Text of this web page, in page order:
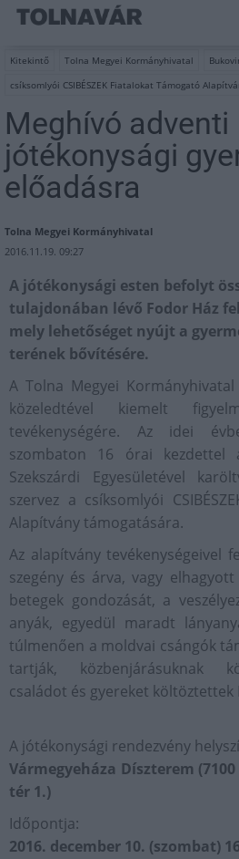
Kitekintő Tolna Megyei Kormányhivatal
csíksomlyói CSIBÉSZEK Fiatalokat Támogató
Meghívó adventi
jótékonysági
előadásra
Tolna Megyei Kormányhivatal
2016.11.19. 09:27
A jótékonysági esten befolyt
tulajdonában lévő Fodor Ház
mely lehetőséget nyújt a
terének bővítésére.
A Tolna Megyei
közeledtével kiemelt
tevékenységére. Az idei
szombaton 16 órai kezdettel
Szekszárdi Egyesületével
szervez a csíksomlyói
Alapítvány támogatására.
Az alapítvány tevékenységeivel
szegény és árva, vagy
betegek gondozását, a
anyák, egyedül maradt
túlmenően a moldvai csángók
tartják, közbenjárásuknak
családot és gyereket költöztettek
A jótékonysági rendezvény
Vármegyeháza Díszterem
tér 1.)
Időpontja:
2016. december 10. (szombat)